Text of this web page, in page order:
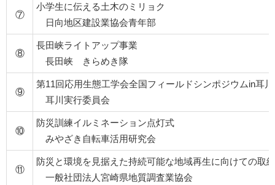
⑦
小学生に伝える土木のミリョク
日向地区建設業協会青年部
⑧
長田峡ライトアップ事業
長田峡 きらめき隊
⑨
第11回応用生態工学会全国フィールドシンポジウムin耳川
耳川実行委員会
⑩
防災訓練イルミネーション点灯式
みやざき自転車活用研究会
⑪
防災と環境を見据えた持続可能な地域再生に向けての取
一般社団法人宮崎県地質調査業協会